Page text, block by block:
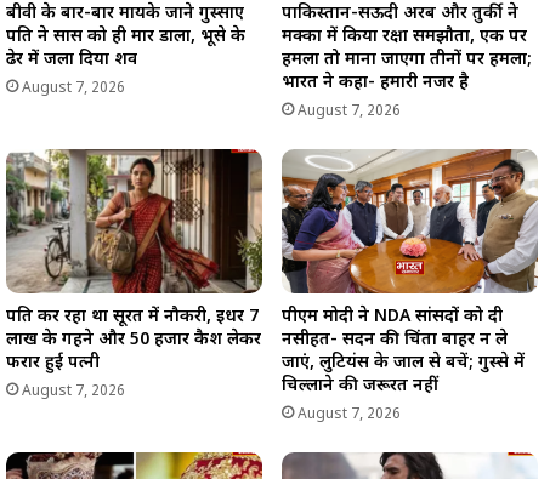
बीवी के बार-बार मायके जाने गुस्साए
पति ने सास को ही मार डाला, भूसे के
ढेर में जला दिया शव
August 7, 2026
पाकिस्तान-सऊदी अरब और तुर्की ने
मक्का में किया रक्षा समझौता, एक पर
हमला तो माना जाएगा तीनों पर हमला;
भारत ने कहा- हमारी नजर है
August 7, 2026
पति कर रहा था सूरत में नौकरी, इधर 7
लाख के गहने और 50 हजार कैश लेकर
फरार हुई पत्नी
August 7, 2026
पीएम मोदी ने NDA सांसदों को दी
नसीहत- सदन की चिंता बाहर न ले
जाएं, लुटियंस के जाल से बचें; गुस्से में
चिल्लाने की जरूरत नहीं
August 7, 2026